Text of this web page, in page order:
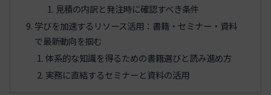
見積の内訳と発注時に確認すべき条件
学びを加速するリソース活用：書籍・セミナー・資料
で最新動向を掴む
体系的な知識を得るための書籍選びと読み進め方
実務に直結するセミナーと資料の活用